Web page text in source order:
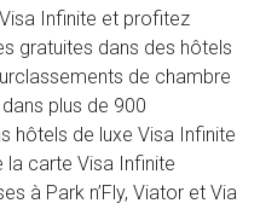
Infinite et profitez
gratuites dans des hôtels
de chambre
plus de 900
hôtels de luxe Visa Infinite
la carte Visa Infinite
à Park n’Fly, Viator et Via